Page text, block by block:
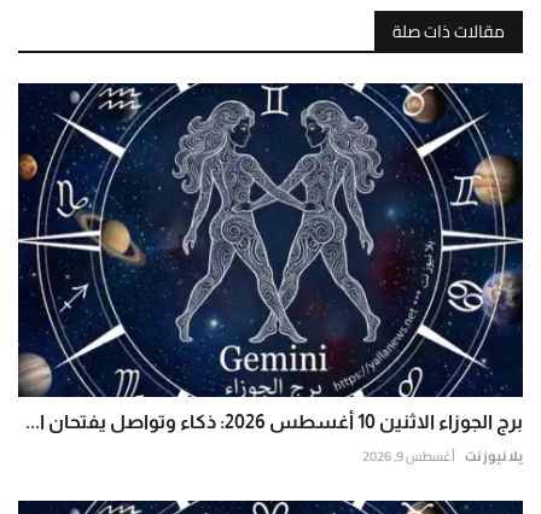
مقالات ذات صلة
برج الجوزاء الاثنين 10 أغسطس 2026: ذكاء وتواصل يفتحان ا...
يلا نيوز نت أغسطس 9, 2026